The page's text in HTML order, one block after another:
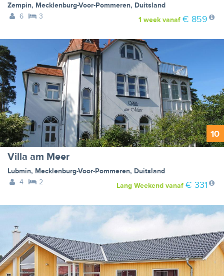
Zempin, Mecklenburg-Voor-Pommeren, Duitsland
6
3 1 weekvanaf € 859
10
Villa am Meer
Lubmin, Mecklenburg-Voor-Pommeren, Duitsland
4
2 Lang Weekendvanaf € 331